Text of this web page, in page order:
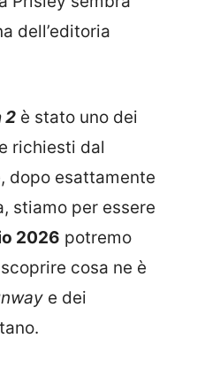
dell’editoria
2 è stato uno dei
richiesti dal
dopo esattamente
stiamo per essere
2026 potremo
cosa ne è
e dei